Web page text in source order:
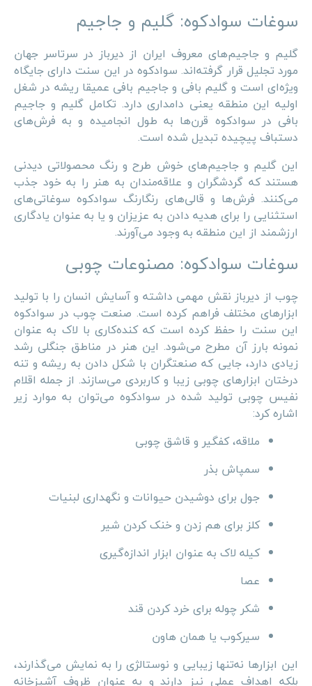
سوغات سوادکوه: گلیم و جاجیم
گلیم و جاجیم‌های معروف ایران از دیرباز در سرتاسر جهان
مورد تجلیل قرار گرفته‌اند. سوادکوه در این سنت دارای جایگاه
ویژه‌ای است و گلیم بافی و جاجیم بافی عمیقا ریشه در شغل
اولیه این منطقه یعنی دامداری دارد. تکامل گلیم و جاجیم
بافی در سوادکوه قرن‌ها به طول انجامیده و به فرش‌های
دستباف پیچیده تبدیل شده است.
این گلیم و جاجیم‌های خوش طرح و رنگ محصولاتی دیدنی
هستند که گردشگران و علاقه‌مندان به هنر را به خود جذب
می‌کنند. فرش‌ها و قالی‌های رنگارنگ سوادکوه سوغاتی‌های
استثنایی را برای هدیه دادن به عزیزان و یا به عنوان یادگاری
ارزشمند از این منطقه به وجود می‌آورند.
سوغات سوادکوه: مصنوعات چوبی
چوب از دیرباز نقش مهمی داشته و آسایش انسان را با تولید
ابزارهای مختلف فراهم کرده است. صنعت چوب در سوادکوه
این سنت را حفظ کرده است که کنده‌کاری با لاک به عنوان
نمونه بارز آن مطرح می‌شود. این هنر در مناطق جنگلی رشد
زیادی دارد، جایی که صنعتگران با شکل دادن به ریشه و تنه
درختان ابزارهای چوبی زیبا و کاربردی می‌سازند. از جمله اقلام
نفیس چوبی تولید شده در سوادکوه می‌توان به موارد زیر
اشاره کرد:
ملاقه، کفگیر و قاشق چوبی
سمپاش بذر
جول برای دوشیدن حیوانات و نگهداری لبنیات
کلز برای هم زدن و خنک کردن شیر
کیله لاک به عنوان ابزار اندازه‌گیری
عصا
شکر چوله برای خرد کردن قند
سیرکوب یا همان هاون
این ابزارها نه‌تنها زیبایی و نوستالژی را به نمایش می‌گذارند،
بلکه اهداف عملی نیز دارند و به عنوان ظروف آشپزخانه